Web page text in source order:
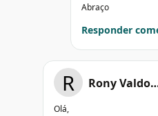
Abraço
Responder
R Rony
Olá,